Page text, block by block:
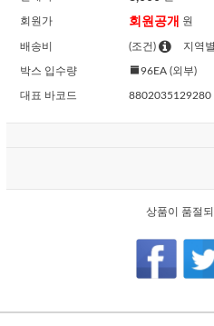
회원가 회원공개 원
배송비 (조건) 지역별
박스 입수량 96EA (외부)
대표 바코드 8802035129280
상품이 품절